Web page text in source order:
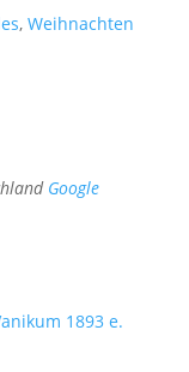
, Weihnachten
Google
1893 e.